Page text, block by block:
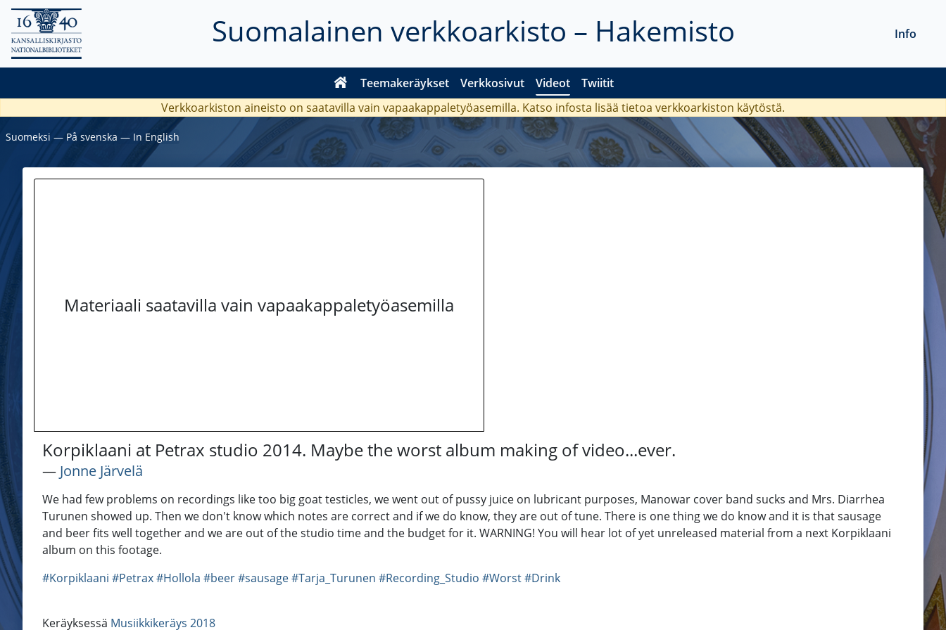
Suomalainen verkkoarkisto – Hakemisto
Teemakeräykset Verkkosivut Videot Twiitit
Info
Verkkoarkiston aineisto on saatavilla vain vapaakappaletyöasemilla. Katso infosta lisää tietoa verkkoarkiston käytöstä.
Suomeksi ― På svenska ― In English
Materiaali saatavilla vain vapaakappaletyöasemilla
Korpiklaani at Petrax studio 2014. Maybe the worst album making of video...ever.
― Jonne Järvelä
We had few problems on recordings like too big goat testicles, we went out of pussy juice on lubricant purposes, Manowar cover band sucks and Mrs. Diarrhea
Turunen showed up. Then we don't know which notes are correct and if we do know, they are out of tune. There is one thing we do know and it is that sausage
and beer fits well together and we are out of the studio time and the budget for it. WARNING! You will hear lot of yet unreleased material from a next Korpiklaani
album on this footage.
#Korpiklaani #Petrax#Hollola #beer#sausage#Tarja_Turunen #Recording_Studio #Worst#Drink
Keräyksessä Musiikkikeräys 2018